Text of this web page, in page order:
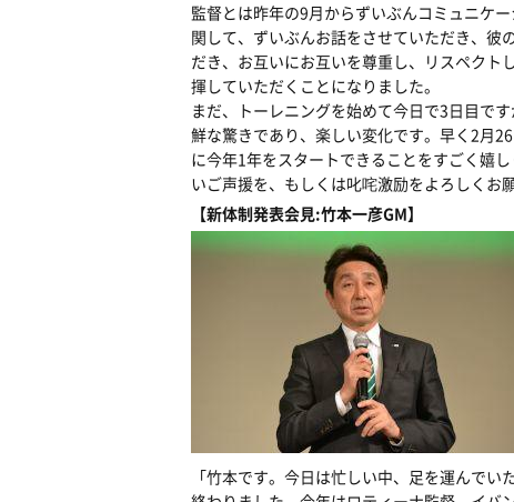
監督とは昨年の9月からずいぶんコミュニケ
関して、ずいぶんお話をさせていただき、彼
だき、お互いにお互いを尊重し、リスペクト
揮していただくことになりました。
まだ、トーレニングを始めて今日で3日目で
鮮な驚きであり、楽しい変化です。早く2月
に今年1年をスタートできることをすごく嬉
いご声援を、もしくは叱咤激励をよろしくお
【新体制発表会見:竹本一彦GM】
「竹本です。今日は忙しい中、足を運んで